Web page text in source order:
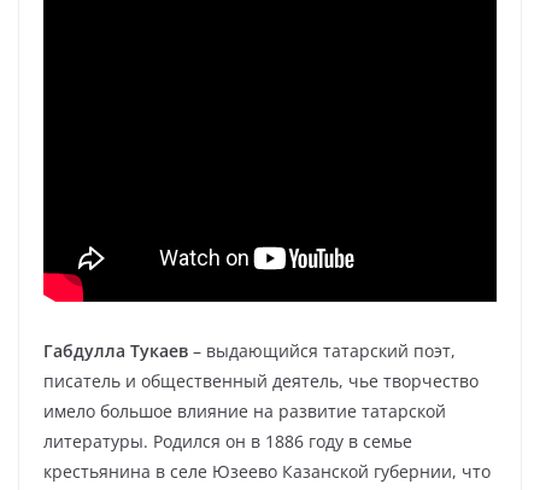
Габдулла Тукаев – выдающийся татарский поэт,
писатель и общественный деятель, чье творчество
имело большое влияние на развитие татарской
литературы. Родился он в 1886 году в семье
крестьянина в селе Юзеево Казанской губернии, что